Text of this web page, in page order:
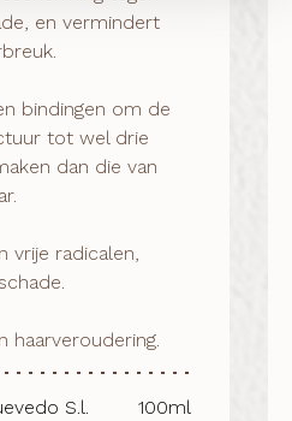
en vermindert
bindingen om de
tot wel drie
dan die van
vrije radicalen,
haarveroudering.
S.l. 100ml